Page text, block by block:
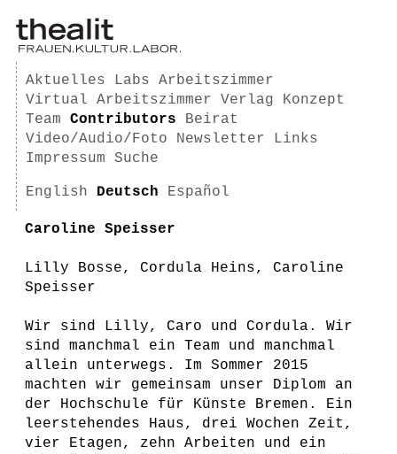
Aktuelles Labs
Arbeitszimmer
Virtual Arbeitszimmer
Verlag
Konzept
Team
Contributors
Beirat
Video/Audio/Foto
Newsletter
Links
Impressum
Suche
English Deutsch Español
Caroline Speisser
Lilly Bosse, Cordula Heins, Caroline
Speisser
Wir sind Lilly, Caro und Cordula. Wir
sind manchmal ein Team und manchmal
allein unterwegs. Im Sommer 2015
machten wir gemeinsam unser Diplom an
der Hochschule für Künste Bremen. Ein
leerstehendes Haus, drei Wochen Zeit,
vier Etagen, zehn Arbeiten und ein